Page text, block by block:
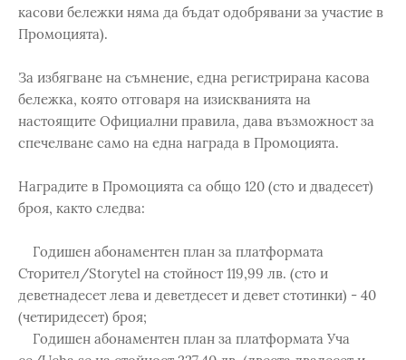
касови бележки няма да бъдат одобрявани за участие в
Промоцията).
За избягване на съмнение, една регистрирана касова
бележка, която отговаря на изискванията на
настоящите Официални правила, дава възможност за
спечелване само на една награда в Промоцията.
Наградите в Промоцията са общо 120 (сто и двадесет)
броя, както следва:
Годишен абонаментен план за платформата
Сторител/Storytel на стойност 119,99 лв. (сто и
деветнадесет лева и деветдесет и девет стотинки) - 40
(четиридесет) броя;
Годишен абонаментен план за платформата Уча